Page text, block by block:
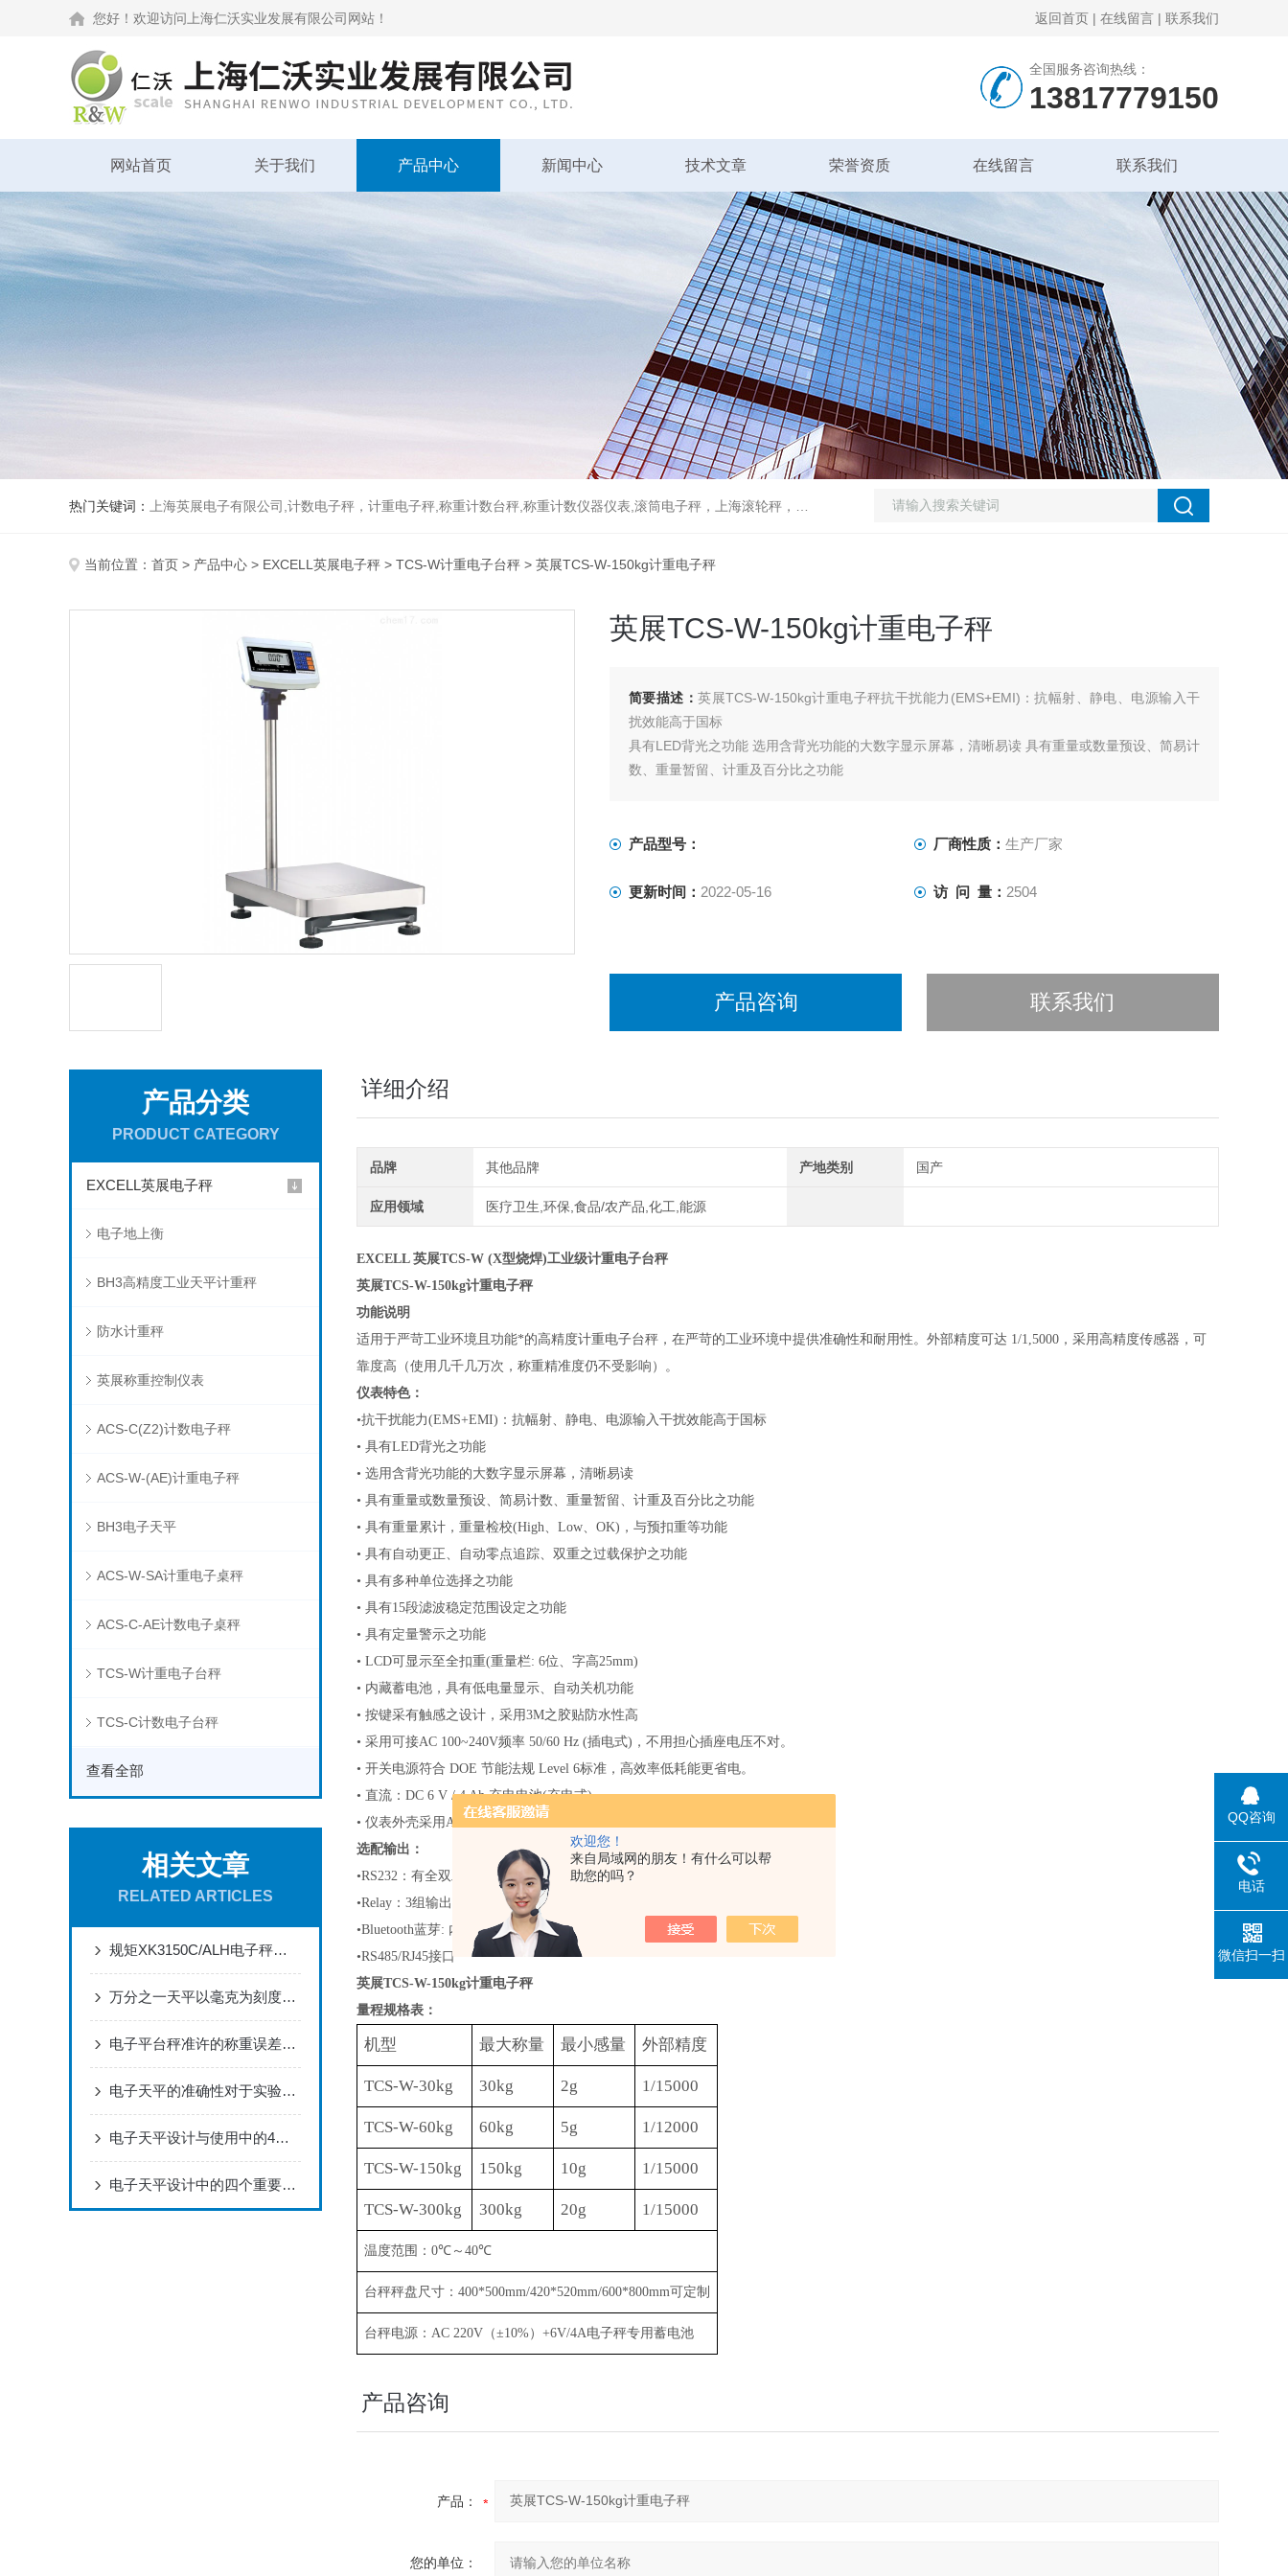
欢迎您！
来自局域网的朋友！有什么可以帮
助您的吗？
您好！欢迎访问上海仁沃实业发展有限公司网站！ 返回首页 | 在线留言 | 联系我们
全国服务咨询热线：
13817779150
网站首页 关于我们 产品中心 新闻中心 技术文章 荣誉资质 在线留言 联系我们
热门关键词： 上海英展电子有限公司,计数电子秤，计重电子秤,称重计数台秤,称重计数仪器仪表,滚筒电子秤，上海滚轮秤，无线打印吊秤
当前位置： 首页 > 产品中心 > EXCELL英展电子秤 > TCS-W计重电子台秤 > 英展TCS-W-150kg计重电子秤
英展TCS-W-150kg计重电子秤
简要描述：英展TCS-W-150kg计重电子秤抗干扰能力(EMS+EMI)：抗幅射、静电、电源输入干
扰效能高于国标
具有LED背光之功能 选用含背光功能的大数字显示屏幕，清晰易读 具有重量或数量预设、简易计
数、重量暂留、计重及百分比之功能
产品型号： 厂商性质： 生产厂家
更新时间： 2022-05-16 访 问 量： 2504
产品咨询 联系我们
产品分类
PRODUCT CATEGORY
EXCELL英展电子秤
电子地上衡
BH3高精度工业天平计重秤
防水计重秤
英展称重控制仪表
ACS-C(Z2)计数电子秤
ACS-W-(AE)计重电子秤
BH3电子天平
ACS-W-SA计重电子桌秤
ACS-C-AE计数电子桌秤
TCS-W计重电子台秤
TCS-C计数电子台秤
查看全部
相关文章
RELATED ARTICLES
规矩XK3150C/ALH电子秤校正方法
万分之一天平以毫克为刻度的微观世界“度量衡”
电子平台秤准许的称重误差多少？
电子天平的准确性对于实验结果有着重要影响
电子天平设计与使用中的4个性能指标
电子天平设计中的四个重要性能指标
详细介绍
品牌 其他品牌 产地类别 国产
应用领域 医疗卫生,环保,食品/农产品,化工,能源
EXCELL 英展TCS-W (X型烧焊)工业级计重电子台秤
英展TCS-W-150kg计重电子秤
功能说明
适用于严苛工业环境且功能*的高精度计重电子台秤，在严苛的工业环境中提供准确性和耐用性。外部精度可达 1/1,5000，采用高精度传感器，可
靠度高（使用几千几万次，称重精准度仍不受影响）。
仪表特色：
•抗干扰能力(EMS+EMI)：抗幅射、静电、电源输入干扰效能高于国标
• 具有LED背光之功能
• 选用含背光功能的大数字显示屏幕，清晰易读
• 具有重量或数量预设、简易计数、重量暂留、计重及百分比之功能
• 具有重量累计，重量检校(High、Low、OK)，与预扣重等功能
• 具有自动更正、自动零点追踪、双重之过载保护之功能
• 具有多种单位选择之功能
• 具有15段滤波稳定范围设定之功能
• 具有定量警示之功能
• LCD可显示至全扣重(重量栏: 6位、字高25mm)
• 内藏蓄电池，具有低电量显示、自动关机功能
• 按键采有触感之设计，采用3M之胶贴防水性高
• 采用可接AC 100~240V频率 50/60 Hz (插电式)，不用担心插座电压不对。
• 开关电源符合 DOE 节能法规 Level 6标准，高效率低耗能更省电。
• 直流： DC 6 V / 4 Ah 充电电池(充电式)
• 仪表外壳采用ABS塑钢材质，使用寿命长
选配输出：
•RS232：有全双工功能,可轻易读取秤的数据或做简单的数据打印
•Relay：3组输出界面
•Bluetooth蓝芽: 内置天线10m,外置天线60m
•RS485/RJ45接口
英展TCS-W-150kg计重电子秤
量程规格表：
机型 最大称量 最小感量 外部精度
TCS-W-30kg 30kg 2g 1/15000
TCS-W-60kg 60kg 5g 1/12000
TCS-W-150kg 150kg 10g 1/15000
TCS-W-300kg 300kg 20g 1/15000
温度范围： 0℃ ～ 40℃
台秤秤盘尺寸： 400*500mm/420*520mm/600*800mm可定制
台秤电源： AC 220V （±10%） +6V/4A电子秤专用蓄电池
产品咨询
产品：
您的单位：
QQ咨询
电话
微信扫一扫